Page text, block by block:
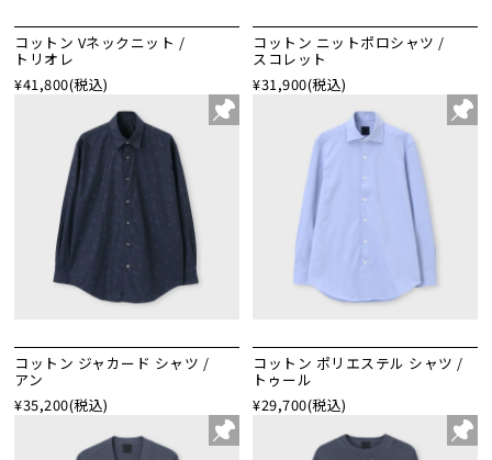
コットン Vネックニット /
トリオレ
¥41,800(税込)
コットン ニットポロシャツ /
スコレット
¥31,900(税込)
コットン ジャカード シャツ /
アン
¥35,200(税込)
コットン ポリエステル シャツ /
トゥール
¥29,700(税込)